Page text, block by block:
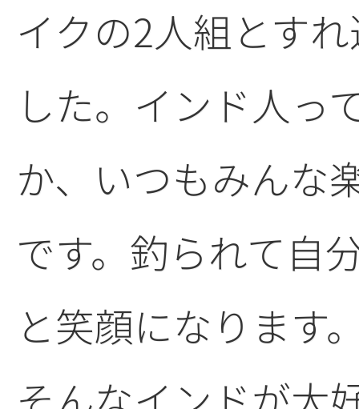
イクの2人組とす
した。インド人っ
か、いつもみんな
です。釣られて自
と笑顔になります